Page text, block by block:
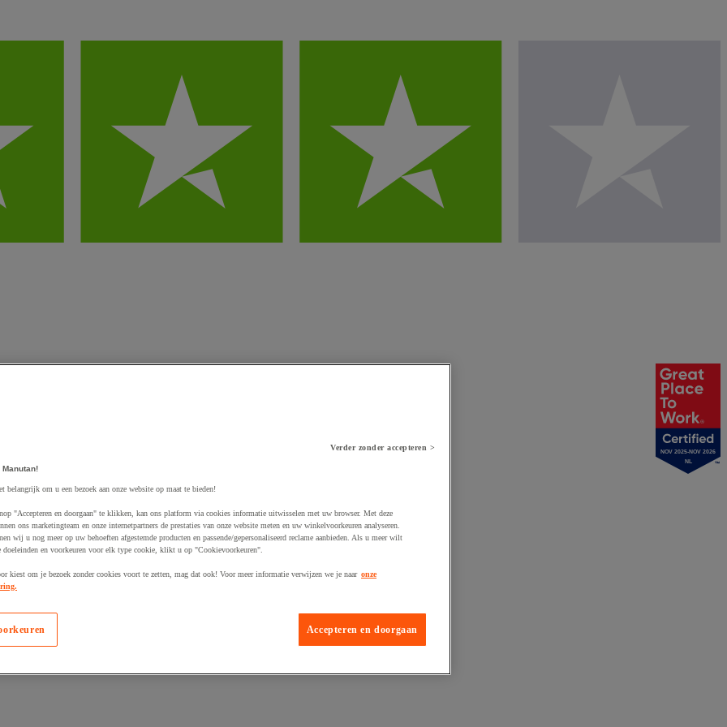
NOV 2025-NOV 2026
NL
Verder zonder accepteren >
belangrijk om u een bezoek aan onze website op maat te bieden!
"Accepteren en doorgaan" te klikken, kan ons platform via cookies informatie uitwisselen met uw browser. Met deze
ons marketingteam en onze internetpartners de prestaties van onze website meten en uw winkelvoorkeuren analyseren.
wij u nog meer op uw behoeften afgestemde producten en passende/gepersonaliseerd reclame aanbieden. Als u meer wilt
doeleinden en voorkeuren voor elk type cookie, klikt u op "Cookievoorkeuren".
kiest om je bezoek zonder cookies voort te zetten, mag dat ook! Voor meer informatie verwijzen we je naar onze
Accepteren en doorgaan